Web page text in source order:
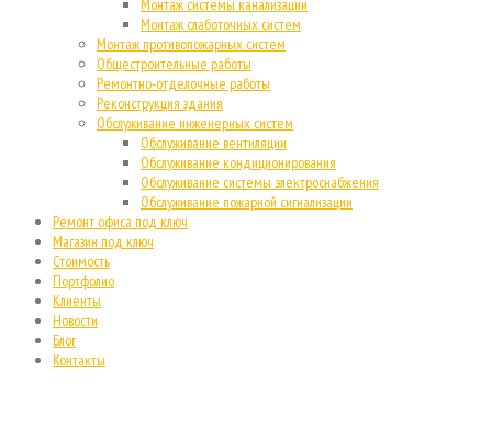
Монтаж системы канализации
Монтаж слаботочных систем
Монтаж противопожарных систем
Общестроительные работы
Ремонтно-отделочные работы
Реконструкция здания
Обслуживание инженерных систем
Обслуживание вентиляции
Обслуживание кондиционирования
Обслуживание системы электроснабжения
Обслуживание пожарной сигнализации
Ремонт офиса под ключ
Магазин под ключ
Стоимость
Портфолио
Клиенты
Новости
Блог
Контакты